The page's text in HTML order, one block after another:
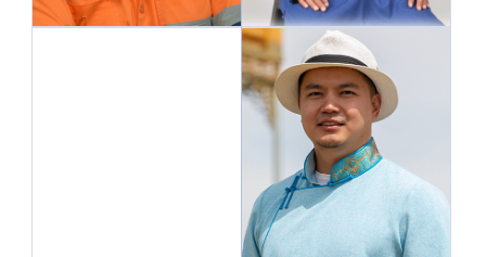
Орон нутгийн
харилцааны хэлтэсийн
Бүсийн эдийн засгийн
хөгжил хариуцсан